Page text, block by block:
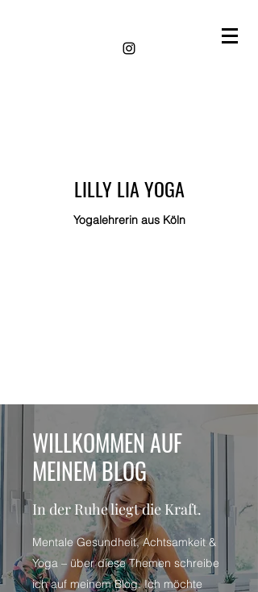
LILLY LIA YOGA
Yogalehrerin aus Köln
WILLKOMMEN AUF
MEINEM BLOG
In der Ruhe liegt die Kraft.
Mentale Gesundheit, Achtsamkeit &
Yoga – über diese Themen schreibe
ich auf meinem Blog. Ich möchte